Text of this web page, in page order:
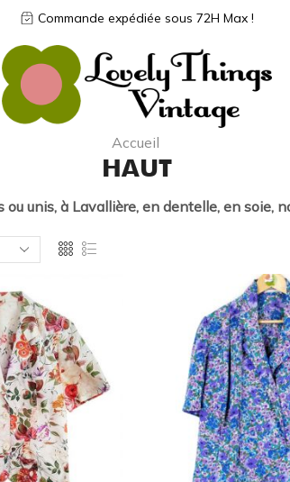
Commande expédiée sous 72H Max !
Accueil
HAUT
unis, à Lavallière, en dentelle, en soie,